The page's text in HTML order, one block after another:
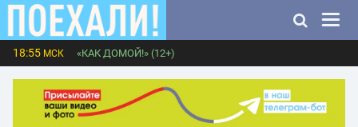
18:55 МСК «КАК ДОМОЙ!» (12+)